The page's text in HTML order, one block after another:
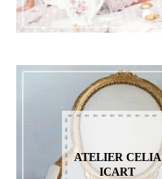
ATELIER CELIA
ICART